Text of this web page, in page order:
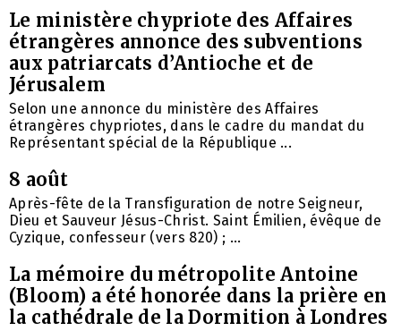
Le ministère chypriote des Affaires
étrangères annonce des subventions
aux patriarcats d’Antioche et de
Jérusalem
Selon une annonce du ministère des Affaires
étrangères chypriotes, dans le cadre du mandat du
Représentant spécial de la République ...
8 août
Après-fête de la Transfiguration de notre Seigneur,
Dieu et Sauveur Jésus-Christ. Saint Émilien, évêque de
Cyzique, confesseur (vers 820) ; ...
La mémoire du métropolite Antoine
(Bloom) a été honorée dans la prière en
la cathédrale de la Dormition à Londres